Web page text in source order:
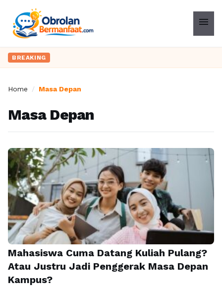
menu
BREAKING
Home / Masa Depan
Masa Depan
Mahasiswa Cuma Datang Kuliah Pulang?
Atau Justru Jadi Penggerak Masa Depan
Kampus?